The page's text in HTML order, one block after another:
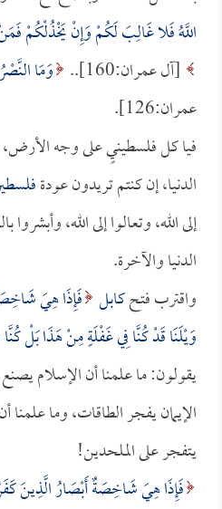
اللَّهُ فَلا غَالِبَ لَكُمْ وَإِنْ يَخْذُلْكُمْ
[آل عمران:160]..
وَمَا
عمران:126].
فيا كل فلسطينيٍ على وجه
الدنيا، إن كنتم تريدون عودة
إلى الله، وتعالوا إلى الله،
الدنيا والآخرة.
واقترب فتحكابل فَإِذَا هِيَ
وَيْلَنَا قَدْ كُنَّا فِي غَفْلَةٍ مِنْ هَذَا بَلْ
يقولون: ما علمنا أن الإسلام
الإيمان يفجر الطاقات، وما علمنا أن
يتفجر على الملحدين!
فَإِذَا هِيَ شَاخِصَةٌ أَبْصَارُ الَّذِينَ